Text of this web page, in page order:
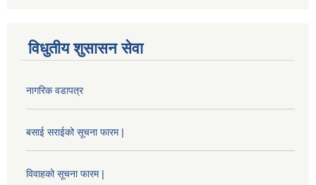
विधुतीय शुसासन सेवा
नागरिक वडापत्र
बसाई सराईको सूचना फारम |
विवाहको सूचना फारम |